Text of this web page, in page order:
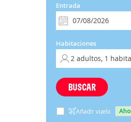
Entrada
Habitaciones
BUSCAR
Añadir vuelo